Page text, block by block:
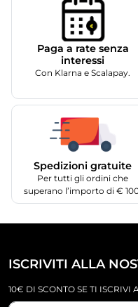
Paga a rate senza
interessi
Con Klarna e Scalapay.
Spedizioni gratuite
Per tutti gli ordini che
superano l’importo di €
ISCRIVITI ALLA
10€ DI SCONTO SE TI ISCRIVI